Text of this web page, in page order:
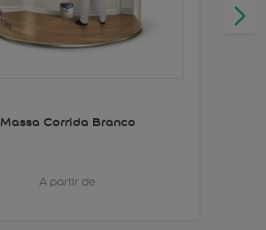
Massa Corrida Branco
A partir de